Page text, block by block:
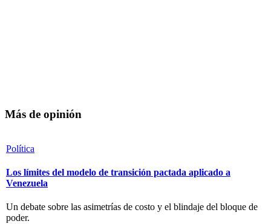
Más de opinión
Política
Los límites del modelo de transición pactada aplicado a
Venezuela
Un debate sobre las asimetrías de costo y el blindaje del bloque de
poder.